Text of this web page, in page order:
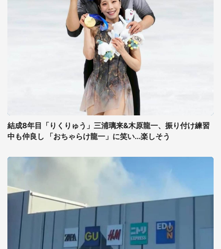
結成8年目「りくりゅう」三浦璃来&木原龍一、振り付け練習
中も仲良し 「おちゃらけ龍一」に笑い...楽しそう